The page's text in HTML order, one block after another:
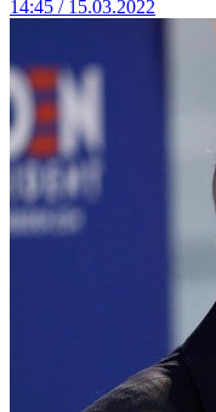
14:45 / 15.03.2022